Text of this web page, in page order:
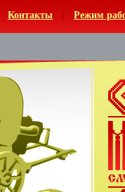
Контакты Режим